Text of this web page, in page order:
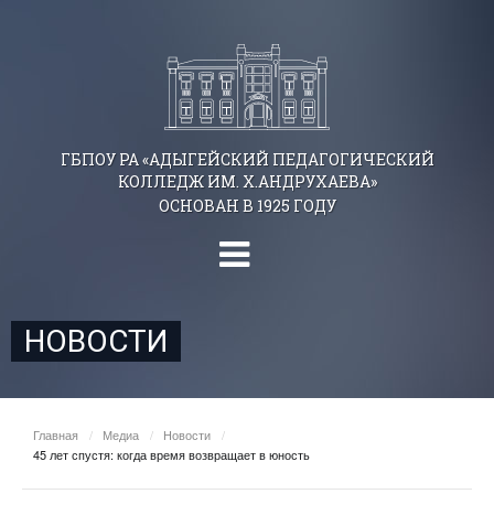
ГБПОУ РА «АДЫГЕЙСКИЙ ПЕДАГОГИЧЕСКИЙ
КОЛЛЕДЖ ИМ. Х.АНДРУХАЕВА»
ОСНОВАН В 1925 ГОДУ
НОВОСТИ
Главная / Медиа / Новости
/
45 лет спустя: когда время возвращает в юность